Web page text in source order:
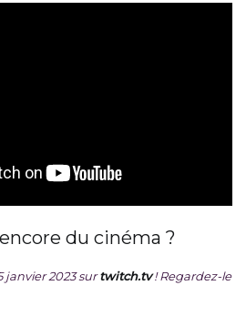
du cinéma ?
janvier 2023 surtwitch.tv ! Regardez-le